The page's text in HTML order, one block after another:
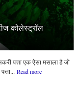
कोलेस्ट्रॉल
पत्ता एक ऐसा मसाला है जो
Read more